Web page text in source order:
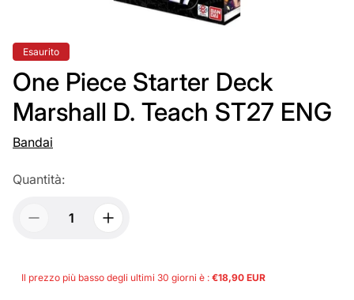
Etichetta
del
prodotto:
Esaurito
One Piece Starter Deck
Marshall D. Teach ST27 ENG
Bandai
Quantità:
Il prezzo più basso degli ultimi 30 giorni è : €18,90 EUR